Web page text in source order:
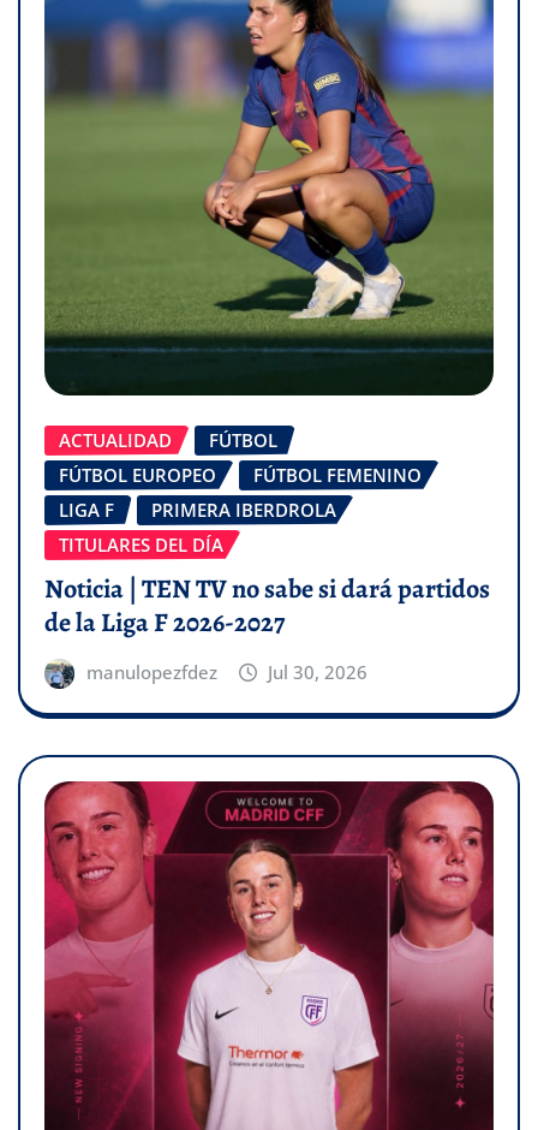
ACTUALIDAD
FÚTBOL
FÚTBOL EUROPEO
FÚTBOL FEMENINO
LIGA F
PRIMERA IBERDROLA
TITULARES DEL DÍA
Noticia | TEN TV no sabe si dará partidos
de la Liga F 2026-2027
manulopezfdez Jul 30, 2026